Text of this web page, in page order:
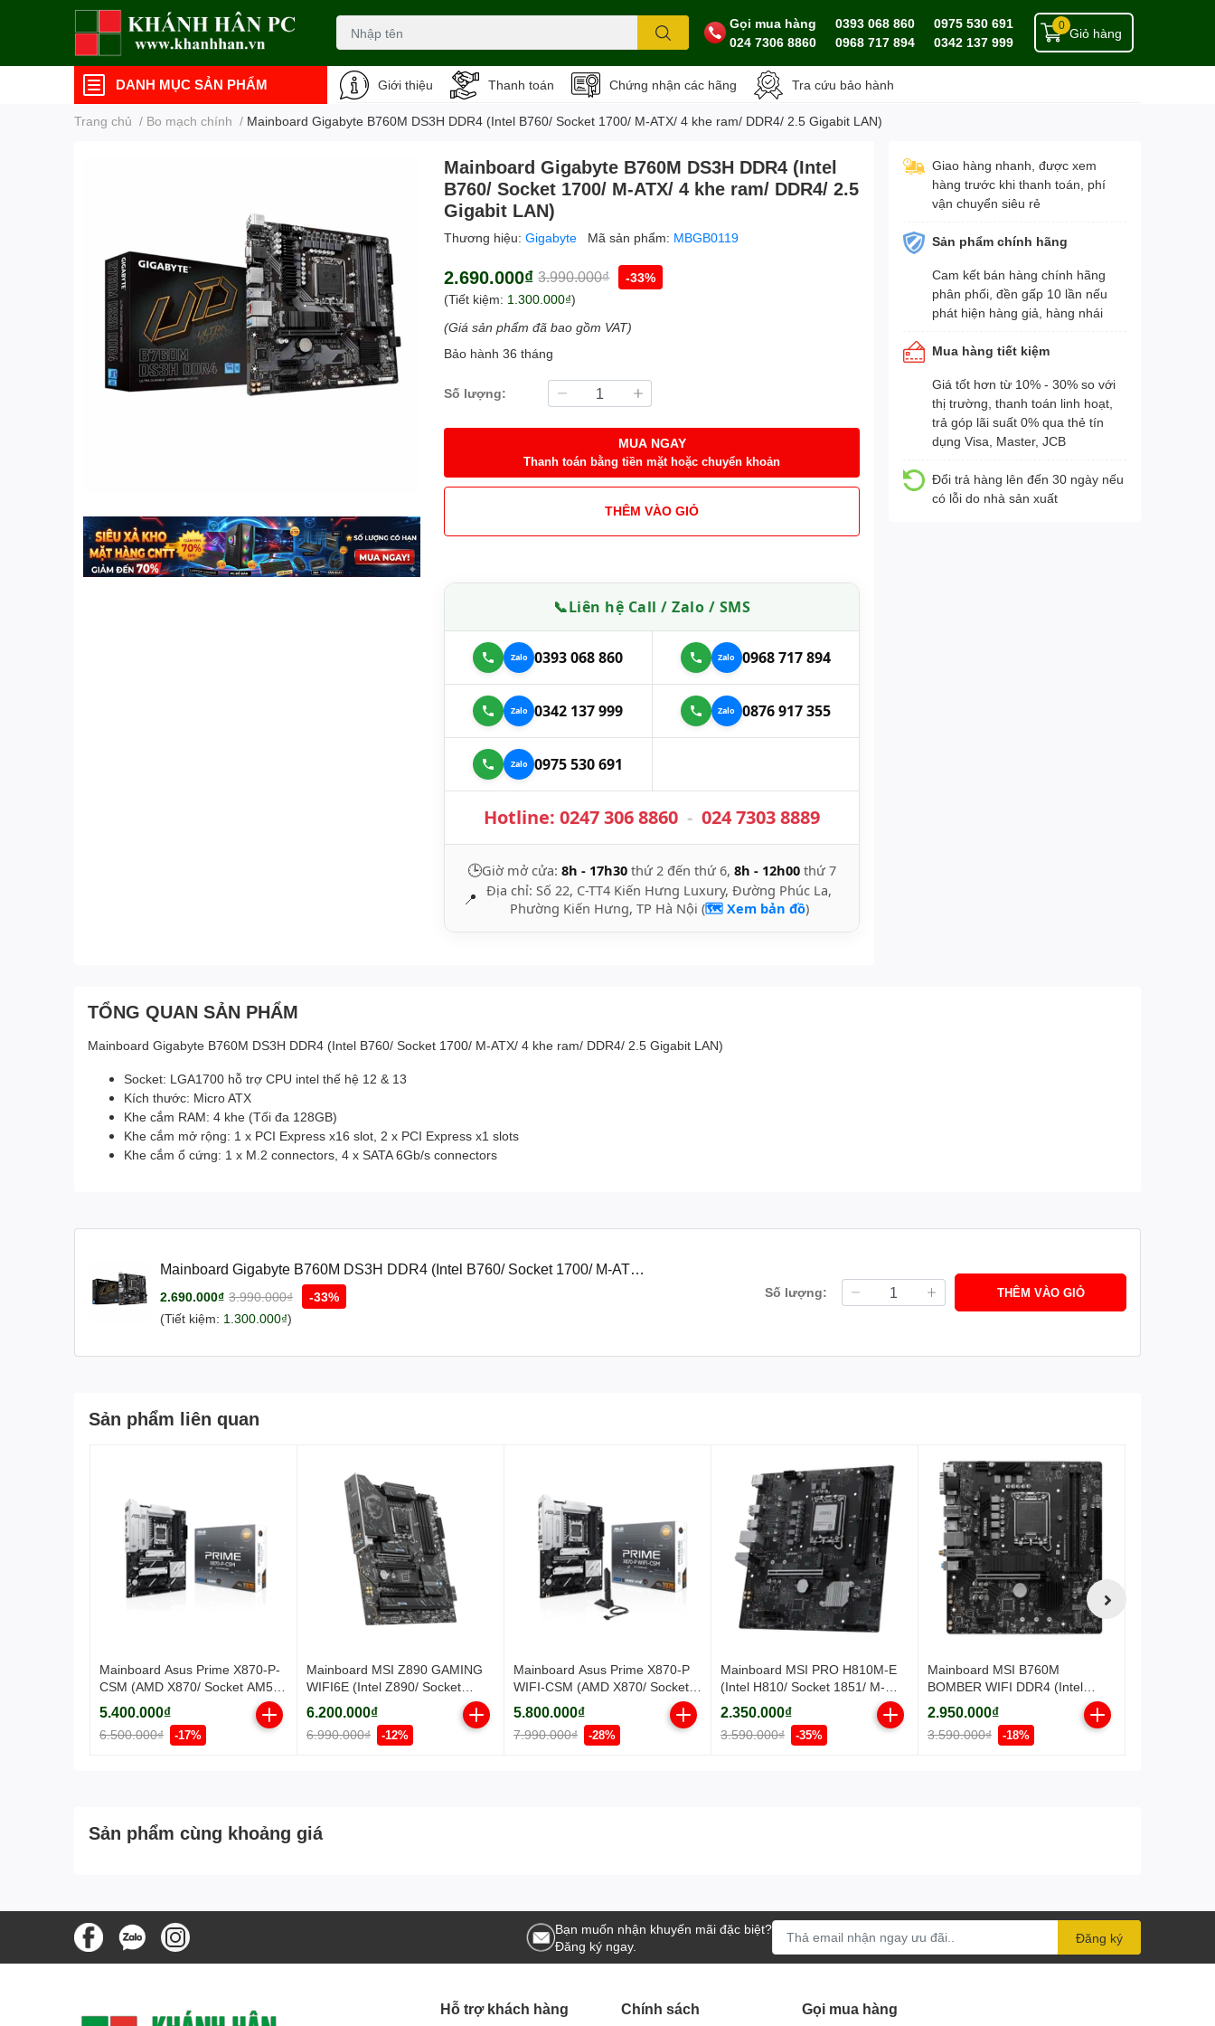
Gọi mua hàng
024 7306 8860
0393 068 860
0968 717 894
0975 530 691
0342 137 999
Giỏ hàng
0
DANH MỤC SẢN PHẨM Giới thiệu Thanh toán Chứng nhận các hãng Tra cứu bảo hành
Trang chủ / Bo mạch chính / Mainboard Gigabyte B760M DS3H DDR4 (Intel B760/ Socket 1700/ M-ATX/ 4 khe ram/ DDR4/ 2.5 Gigabit LAN)
Mainboard Gigabyte B760M DS3H DDR4 (Intel
B760/ Socket 1700/ M-ATX/ 4 khe ram/ DDR4/ 2.5
Gigabit LAN)
Thương hiệu:Gigabyte Mã sản phẩm: MBGB0119
2.690.000₫ 3.990.000₫
-33%
(Tiết kiệm: 1.300.000₫)
(Giá sản phẩm đã bao gồm VAT)
Bảo hành 36 tháng
Số lượng:
MUA NGAY
Thanh toán bằng tiền mặt hoặc chuyển khoản
THÊM VÀO GIỎ
📞Liên hệ Call / Zalo / SMS
0393 068 860 0968 717 894
0342 137 999 0876 917 355
0975 530 691
Hotline:0247 306 8860 - 024 7303 8889
🕒Giờ mở cửa:8h - 17h30 thứ 2 đến thứ 6,8h - 12h00 thứ 7
📍
Địa chỉ: Số 22, C-TT4 Kiến Hưng Luxury, Đường Phúc La,
Phường Kiến Hưng, TP Hà Nội (🗺️ Xem bản đồ)
Giao hàng nhanh, được xem
hàng trước khi thanh toán, phí
vận chuyển siêu rẻ
Sản phẩm chính hãng
Cam kết bán hàng chính hãng
phân phối, đền gấp 10 lần nếu
phát hiện hàng giả, hàng nhái
Mua hàng tiết kiệm
Giá tốt hơn từ 10% - 30% so với
thị trường, thanh toán linh hoạt,
trả góp lãi suất 0% qua thẻ tín
dụng Visa, Master, JCB
Đổi trả hàng lên đến 30 ngày nếu
có lỗi do nhà sản xuất
TỔNG QUAN SẢN PHẨM
Mainboard Gigabyte B760M DS3H DDR4 (Intel B760/ Socket 1700/ M-ATX/ 4 khe ram/ DDR4/ 2.5 Gigabit LAN)
Socket: LGA1700 hỗ trợ CPU intel thế hệ 12 & 13
Kích thước: Micro ATX
Khe cắm RAM: 4 khe (Tối đa 128GB)
Khe cắm mở rộng: 1 x PCI Express x16 slot, 2 x PCI Express x1 slots
Khe cắm ổ cứng: 1 x M.2 connectors, 4 x SATA 6Gb/s connectors
Mainboard Gigabyte B760M DS3H DDR4 (Intel B760/ Socket 1700/ M-ATX/
4 khe ram/ DDR4/ 2.5 Gigabit LAN)
2.690.000₫ 3.990.000₫
-33%
(Tiết kiệm: 1.300.000₫)
Số lượng: THÊM VÀO GIỎ
Sản phẩm liên quan
Mainboard Asus Prime X870-P-
CSM (AMD X870/ Socket AM5/
ATX/ 4 khe ram/ DDR5/ 2.5
Gigabit LAN)
5.400.000₫
6.500.000₫ -17%
Mainboard MSI Z890 GAMING
WIFI6E (Intel Z890/ Socket
1851/ ATX/ 4 khe ram)
6.200.000₫
6.990.000₫ -12%
Mainboard Asus Prime X870-P
WIFI-CSM (AMD X870/ Socket
AM5/ ATX/ 4 khe ram/ DDR5/
2.5 Gigabit LAN)
5.800.000₫
7.990.000₫ -28%
Mainboard MSI PRO H810M-E
(Intel H810/ Socket 1851/ M-
ATX/ 2 khe ram)
2.350.000₫
3.590.000₫ -35%
Mainboard MSI B760M
BOMBER WIFI DDR4 (Intel
B760/ Socket 1700/ M-ATX/ 2
khe ram)
2.950.000₫
3.590.000₫ -18%
Sản phẩm cùng khoảng giá
Bạn muốn nhận khuyến mãi đặc biệt?
Đăng ký ngay.
Đăng ký
Hỗ trợ khách hàng Chính sách Gọi mua hàng